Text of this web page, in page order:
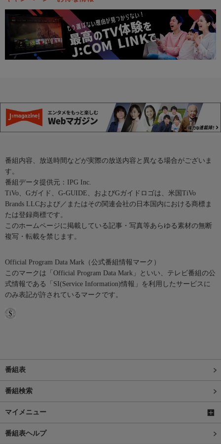
番組内容、放送時間などが実際の放送内容と異なる場合がございま
す。
番組データ提供元：IPG Inc.
TiVo、Gガイド、G-GUIDE、およびGガイドロゴは、米国TiVo
Brands LLCおよび／またはその関連会社の日本国内における商標ま
たは登録商標です。
このホームページに掲載している記事・写真等あらゆる素材の無断
複写・転載を禁じます。
Official Program Data Mark（公式番組情報マーク）
このマークは「Official Program Data Mark」といい、テレビ番組の公
式情報である「SI(Service Information)情報」を利用したサービスに
のみ表記が許されているマークです。
番組表
番組検索
マイメニュー
番組表ヘルプ